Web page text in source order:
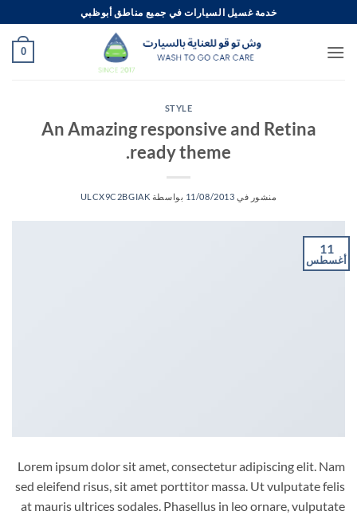
للمحتوى
خدمة غسيل السيارات في جميع مناطق أبوظبي
0
STYLE
An Amazing responsive and Retina
ready theme.
منشور في 11/08/2013 بواسطة ULCX9C2BGIAK
11
أغسطس
Lorem ipsum dolor sit amet, consectetur adipiscing elit. Nam
sed eleifend risus, sit amet porttitor massa. Ut vulputate felis
at mauris ultrices sodales. Phasellus in leo ornare, vulputate